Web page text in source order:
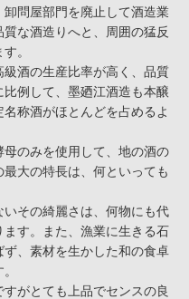
問屋部門を廃止して酒造業
な酒造りへと、周囲の猛反
。
酒の生産比率が高く、品質
例して、墨廼江酒造も本醸
称酒がほとんどを占めるよ
のみを使用して、地の酒の
大の特長は、何といっても
その綺麗さは、何物にも代
す。また、漁業に生きる石
、素材を生かした和の食卓
がとても上品でセンスの良